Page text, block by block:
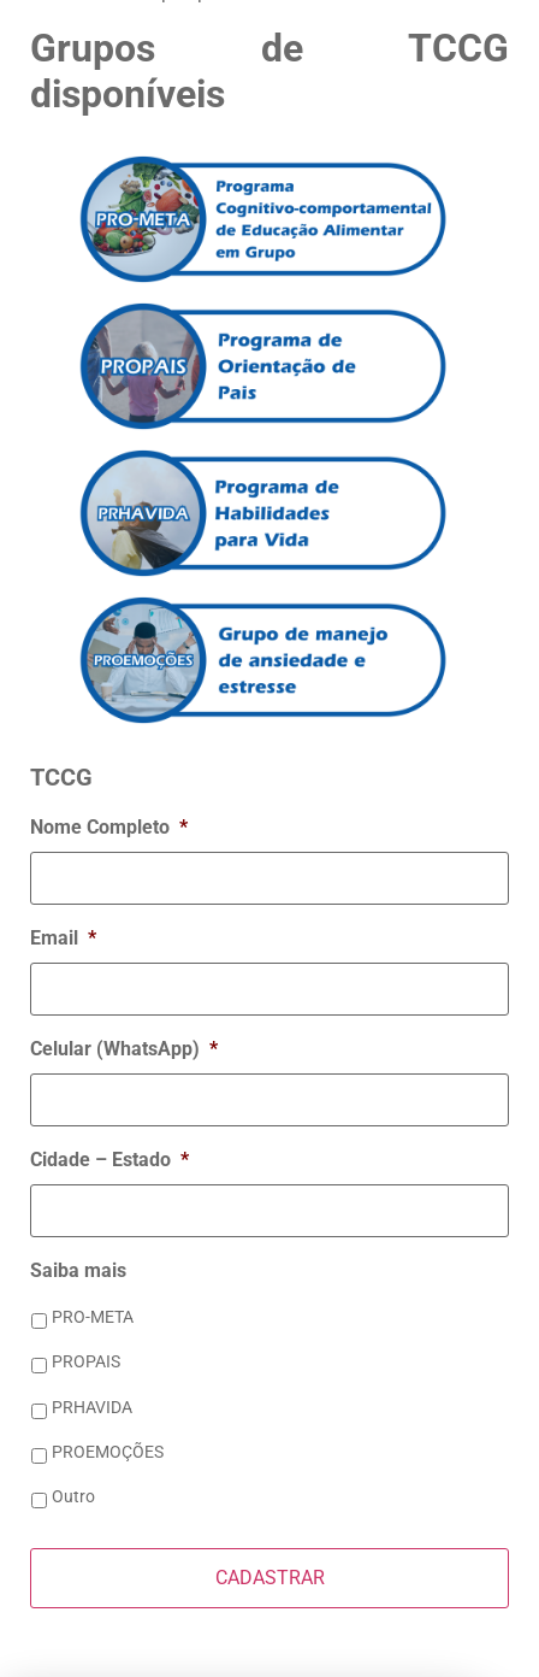
Grupos de TCCG
disponíveis
TCCG
Nome Completo *
Email *
Celular (WhatsApp) *
Cidade – Estado *
Saiba mais
PRO-META
PROPAIS
PRHAVIDA
PROEMOÇÕES
Outro